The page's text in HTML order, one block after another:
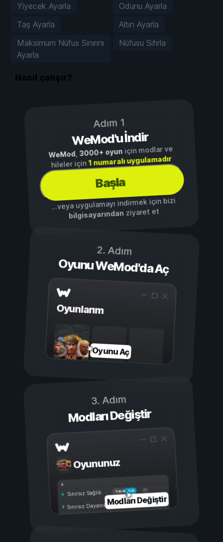
Yiyecek Ayarla
Odunu Ayarla
Taş Ayarla
Altın Ayarla
Maksimum Nüfus Sınırını
Ayarla
Nüfusu Sıfırla
Nasıl çalışır?
Adım 1
WeMod'u İndir
WeMod,3000+ oyuniçin modlar ve
hileler için1 numaralı uygulamadır
Başla
...veya uygulamayı indirmek için bizi
bilgisayarından ziyaret et
2. Adım
Oyunu WeMod'da Aç
Oyunlarım
Oyunu Aç
3. Adım
Modları Değiştir
Oyununuz
Açık
Kapalı
Sınırsız Sağlık
Sınırsız DayanıklılıkModları Değiştir